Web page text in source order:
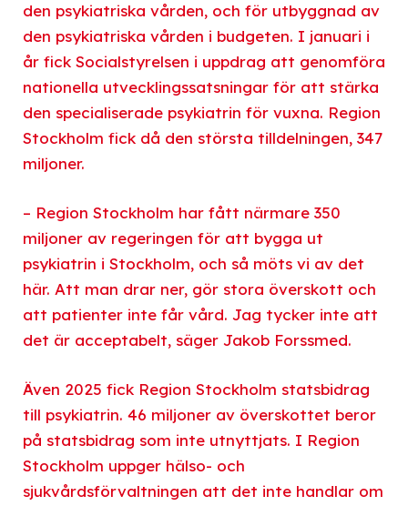
den psykiatriska vården, och för utbyggnad av
den psykiatriska vården i budgeten. I januari i
år fick Socialstyrelsen i uppdrag att genomföra
nationella utvecklingssatsningar för att stärka
den specialiserade psykiatrin för vuxna. Region
Stockholm fick då den största tilldelningen, 347
miljoner.
– Region Stockholm har fått närmare 350
miljoner av regeringen för att bygga ut
psykiatrin i Stockholm, och så möts vi av det
här. Att man drar ner, gör stora överskott och
att patienter inte får vård. Jag tycker inte att
det är acceptabelt, säger Jakob Forssmed.
Även 2025 fick Region Stockholm statsbidrag
till psykiatrin. 46 miljoner av överskottet beror
på statsbidrag som inte utnyttjats. I Region
Stockholm uppger hälso- och
sjukvårdsförvaltningen att det inte handlar om